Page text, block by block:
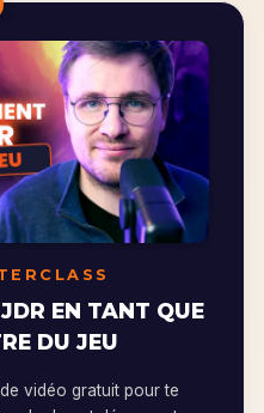
EN TANT QUE
DU JEU
vidéo gratuit pour te